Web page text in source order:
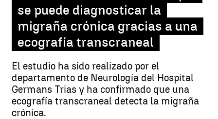
se puede diagnosticar la
migraña crónica gracias a una
ecografía transcraneal
El estudio ha sido realizado por el
departamento de Neurología del Hospital
Germans Trias y ha confirmado que una
ecografía transcraneal detecta la migraña
crónica.